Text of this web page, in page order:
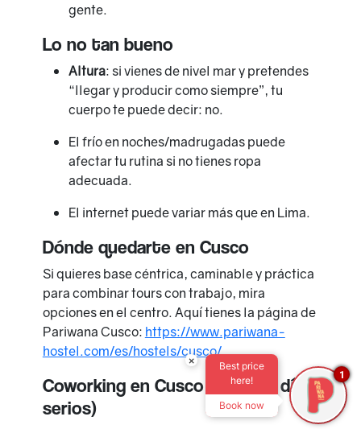
gente.
Lo no tan bueno
Altura: si vienes de nivel mar y pretendes
“llegar y producir como siempre”, tu
cuerpo te puede decir: no.
El frío en noches/madrugadas puede
afectar tu rutina si no tienes ropa
adecuada.
El internet puede variar más que en Lima.
Dónde quedarte en Cusco
Si quieres base céntrica, caminable y práctica
para combinar tours con trabajo, mira
opciones en el centro. Aquí tienes la página de
Pariwana Cusco: https://www.pariwana-
hostel.com/es/hostels/cusco/
Coworking en Cusco (para los días
serios)
×
Best price
here!
Book now
1